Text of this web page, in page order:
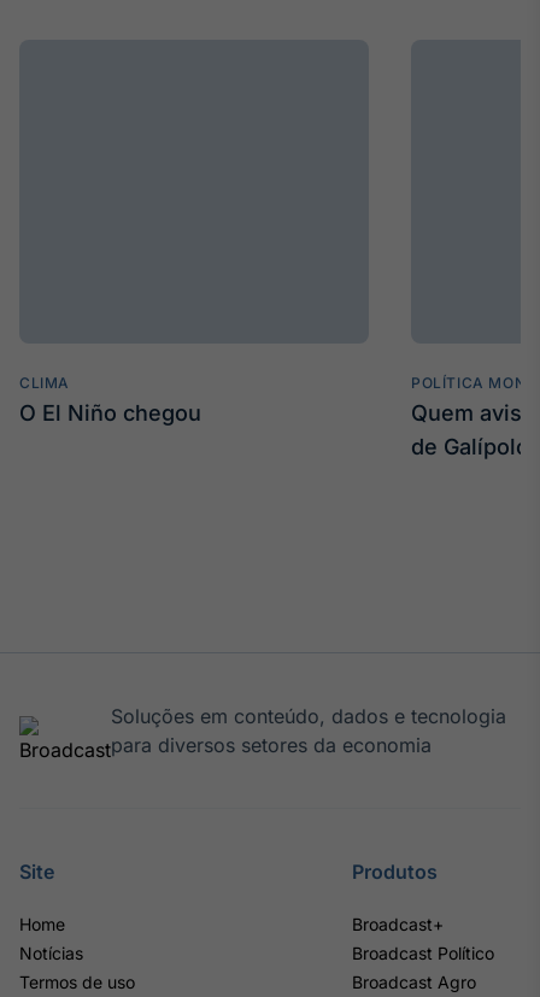
CLIMA
O El Niño chegou
POLÍTICA
Quem
de Galípolo
Soluções em conteúdo, dados e tecnologia
para diversos setores da economia
Site
Home
Notícias
Termos de uso
Produtos
Broadcast+
Broadcast Político
Broadcast Agro